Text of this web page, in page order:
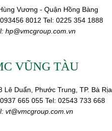
Vương - Quận Hồng Bàng
093456 8012 Tel: 0225 354 1888
hp@vmcgroup.com.vn
VŨNG TÀU
Lê Duẩn, Phước Trung, TP. Bà Rịa
0937 665 055 Tel: 02543 733 668
vt@vmcgroup.com.vn